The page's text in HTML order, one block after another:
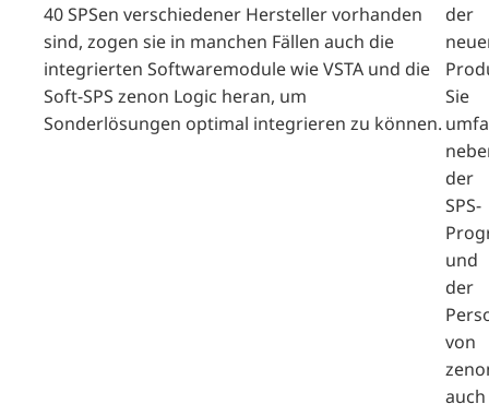
40 SPSen verschiedener Hersteller vorhanden
sind, zogen sie in manchen Fällen auch die
integrierten Softwaremodule wie VSTA und die
Soft-SPS zenon Logic heran, um
Sonderlösungen optimal integrieren zu können.
der
Sie
der
SPS-
und
der
von
auch